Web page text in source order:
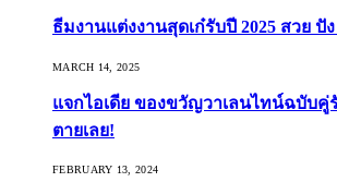
ธีมงานแต่งงานสุดเก๋รับปี 2025 สวย ปั
MARCH 14, 2025
แจกไอเดีย ของขวัญวาเลนไทน์ฉบับคู่
ตายเลย!
FEBRUARY 13, 2024